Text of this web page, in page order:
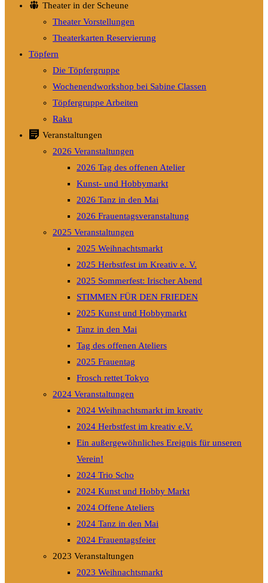
Theater in der Scheune
Theater Vorstellungen
Theaterkarten Reservierung
Töpfern
Die Töpfergruppe
Wochenendworkshop bei Sabine Classen
Töpfergruppe Arbeiten
Raku
Veranstaltungen
2026 Veranstaltungen
2026 Tag des offenen Atelier
Kunst- und Hobbymarkt
2026 Tanz in den Mai
2026 Frauentagsveranstaltung
2025 Veranstaltungen
2025 Weihnachtsmarkt
2025 Herbstfest im Kreativ e. V.
2025 Sommerfest: Irischer Abend
STIMMEN FÜR DEN FRIEDEN
2025 Kunst und Hobbymarkt
Tanz in den Mai
Tag des offenen Ateliers
2025 Frauentag
Frosch rettet Tokyo
2024 Veranstaltungen
2024 Weihnachtsmarkt im kreativ
2024 Herbstfest im kreativ e.V.
Ein außergewöhnliches Ereignis für unseren
Verein!
2024 Trio Scho
2024 Kunst und Hobby Markt
2024 Offene Ateliers
2024 Tanz in den Mai
2024 Frauentagsfeier
2023 Veranstaltungen
2023 Weihnachtsmarkt